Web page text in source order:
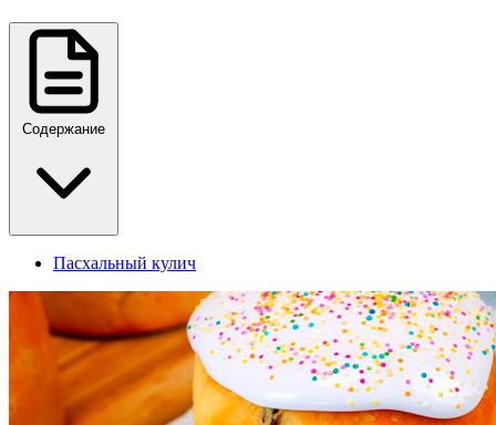
Содержание
Пасхальный кулич